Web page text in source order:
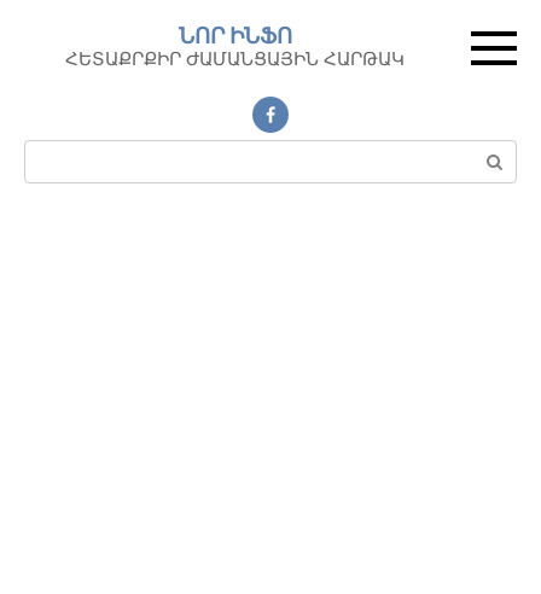
контенту
ՆՈՐ ԻՆՖՈ
ՀԵՏԱՔՐՔԻՐ ԺԱՄԱՆՑԱՅԻՆ ՀԱՐԹԱԿ
Поиск: